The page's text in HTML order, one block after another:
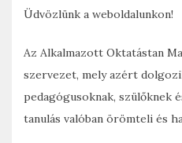
Üdvözlünk a weboldalunkon!
Az Alkalmazott Oktatástan
szervezet, mely azért
pedagógusoknak, szülőknek
tanulás valóban örömteli és